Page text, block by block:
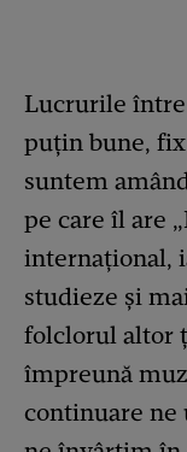
Lucrurile
puțin bune,
suntem
pe care îl are
internațional,
studieze și
folclorul altor
împreună
continuare ne